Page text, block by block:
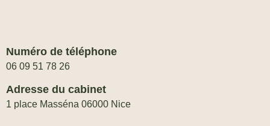
Numéro de téléphone
06 09 51 78 26
Adresse du cabinet
1 place Masséna 06000 Nice